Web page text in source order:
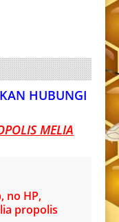
HUBUNGI
MELIA
no HP,
propolis